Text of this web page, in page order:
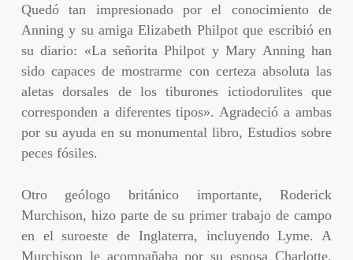
Quedó tan impresionado por el conocimiento de
Anning y su amiga Elizabeth Philpot que escribió en
su diario: «La señorita Philpot y Mary Anning han
sido capaces de mostrarme con certeza absoluta las
aletas dorsales de los tiburones ictiodorulites que
corresponden a diferentes tipos». Agradeció a ambas
por su ayuda en su monumental libro, Estudios sobre
peces fósiles.
Otro geólogo británico importante, Roderick
Murchison, hizo parte de su primer trabajo de campo
en el suroeste de Inglaterra, incluyendo Lyme. A
Murchison le acompañaba por su esposa Charlotte,